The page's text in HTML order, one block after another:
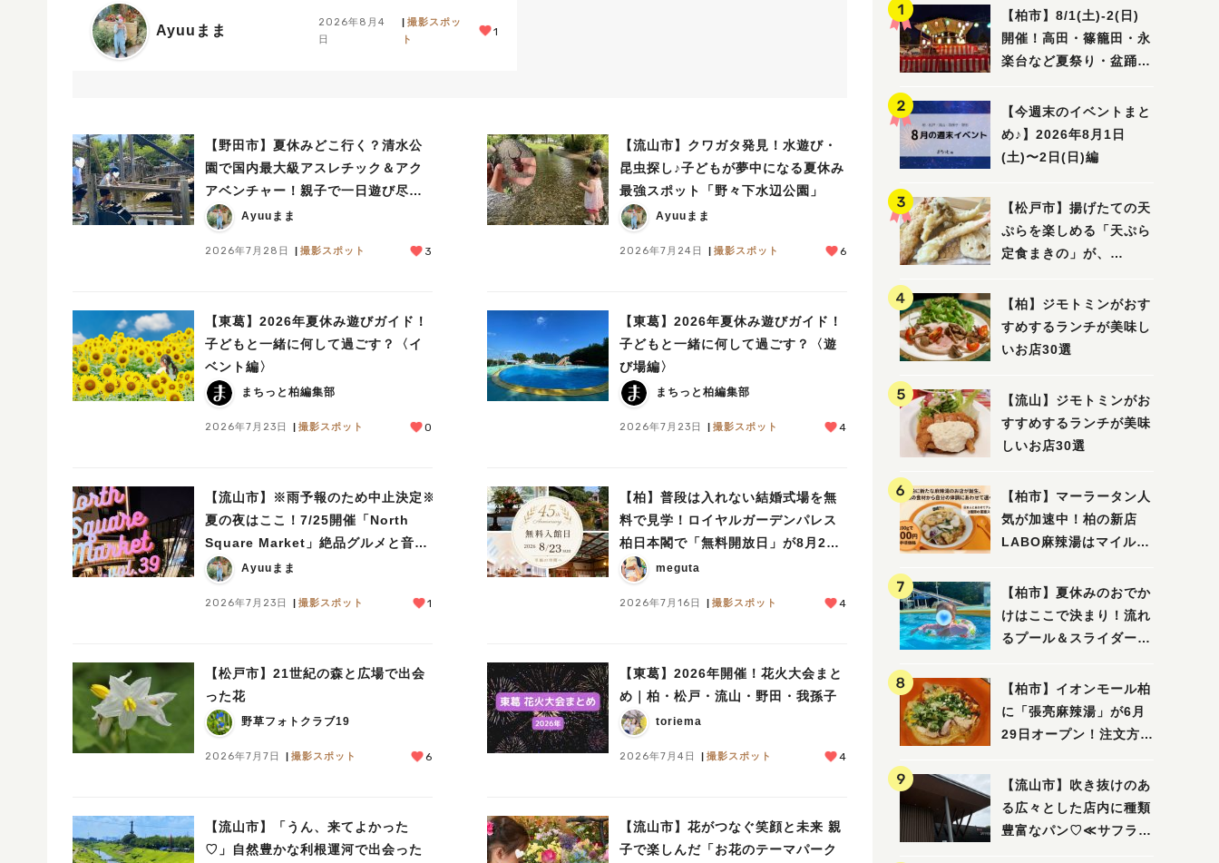
も登場！8/23（日）
Ayuuまま
2026年8月4
日
撮影スポッ
ト
1
【野田市】夏休みどこ行く？清水公
園で国内最大級アスレチック＆アク
アベンチャー！親子で一日遊び尽く
しレポAyuuまま
2026年7月28日 撮影スポット 3
【流山市】クワガタ発見！水遊び・
昆虫探し♪子どもが夢中になる夏休み
最強スポット「野々下水辺公園」
Ayuuまま
2026年7月24日 撮影スポット 6
【東葛】2026年夏休み遊びガイド！
子どもと一緒に何して過ごす？〈イ
ベント編〉
まちっと柏編集部
2026年7月23日 撮影スポット 0
【東葛】2026年夏休み遊びガイド！
子どもと一緒に何して過ごす？〈遊
び場編〉
まちっと柏編集部
2026年7月23日 撮影スポット 4
【流山市】※雨予報のため中止決定※
夏の夜はここ！7/25開催「North
Square Market」絶品グルメと音楽
ライブを楽しもう♪
Ayuuまま
2026年7月23日 撮影スポット 1
【柏】普段は入れない結婚式場を無
料で見学！ロイヤルガーデンパレス
柏日本閣で「無料開放日」が8月23
日に開催！
meguta
2026年7月16日 撮影スポット 4
【松戸市】21世紀の森と広場で出会
った花
野草フォトクラブ19
2026年7月7日 撮影スポット 6
【東葛】2026年開催！花火大会まと
め｜柏・松戸・流山・野田・我孫子
toriema
2026年7月4日 撮影スポット 4
【流山市】「うん、来てよかった
♡」自然豊かな利根運河で出会った
【流山市】花がつなぐ笑顔と未来 親
子で楽しんだ「お花のテーマパーク
【柏市】8/1(土)‐2(日)
開催！高田・篠籠田・永
楽台など夏祭り・盆踊り
【今週末のイベントまと
め♪】2026年8月1日
(土)〜2日(日)編
【松戸市】揚げたての天
ぷらを楽しめる「天ぷら
定食まきの」が、
【柏】ジモトミンがおす
すめするランチが美味し
いお店30選
【流山】ジモトミンがお
すすめするランチが美味
しいお店30選
【柏市】マーラータン人
気が加速中！柏の新店
LABO麻辣湯はマイルド
【柏市】夏休みのおでか
けはここで決まり！流れ
るプール＆スライダーに
ル」を親子で満喫してき
ました！
【柏市】イオンモール柏
に「張亮麻辣湯」が6月
29日オープン！注文方法
ビュー
【流山市】吹き抜けのあ
る広々とした店内に種類
豊富なパン♡≪サフラン